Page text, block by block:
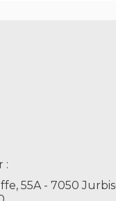
:
55A - 7050